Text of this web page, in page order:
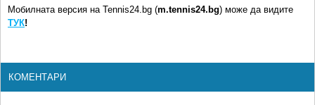
Мобилната версия на Tennis24.bg (m.tennis24.bg) може да видите
ТУК!
КОМЕНТАРИ